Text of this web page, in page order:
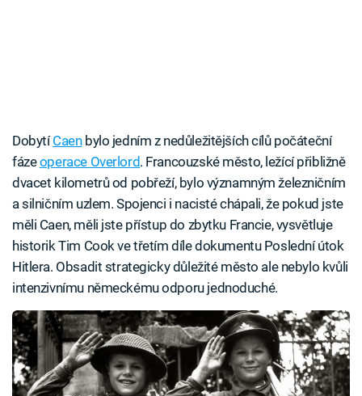
DobytíCaenbylo jedním z nedůležitějších cílů počáteční
fázeoperace Overlord. Francouzské město, ležící přibližně
dvacet kilometrů od pobřeží, bylo významným železničním
a silničním uzlem. Spojenci i nacisté chápali, že pokud jste
měli Caen, měli jste přístup do zbytku Francie, vysvětluje
historik Tim Cook ve třetím díle dokumentu Poslední útok
Hitlera. Obsadit strategicky důležité město ale nebylo kvůli
intenzivnímu německému odporu jednoduché.